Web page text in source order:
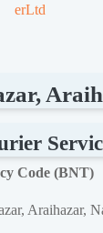
erLtd
Code (BNT)
Araihazar,